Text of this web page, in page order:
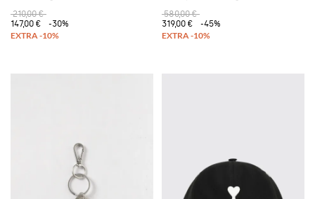
210,00 €
147,00 €
-30%
580,00 €
319,00 €
-45%